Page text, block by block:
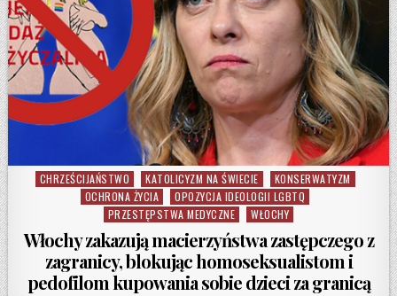
Posted in
CHRZEŚCIJAŃSTWO KATOLICYZM NA ŚWIECIE
KONSERWATYZM
OCHRONA ŻYCIA
OPOZYCJA IDEOLOGII LGBTQ
PRZESTĘPSTWA MEDYCZNE
WŁOCHY
Włochy zakazują macierzyństwa zastępczego z
zagranicy, blokując homoseksualistom i
pedofilom kupowania sobie dzieci za granicą